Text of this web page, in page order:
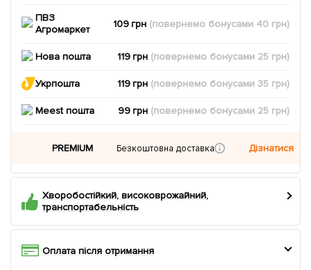
ПВЗ
Агромаркет
109 грн (повернемо бонусами 40 грн)
Нова пошта 119 грн (повернемо бонусами 25 грн)
Укрпошта 119 грн (повернемо бонусами35 грн)
Meest пошта 99 грн (повернемо бонусами 25 грн)
PREMIUM Безкоштовна доставка Дізнатися
Хворобостійкий, високоврожайний,
транспортабельність
Оплата після отримання